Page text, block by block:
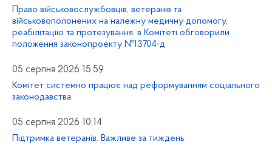
Право військовослужбовців, ветеранів та
військовополонених на належну медичну допомогу,
реабілітацію та протезування: в Комітеті обговорили
положення законопроекту №13704-д
05 серпня 2026 15:59
Комітет системно працює над реформуванням соціального
законодавства
05 серпня 2026 10:14
Підтримка ветеранів. Важливе за тиждень